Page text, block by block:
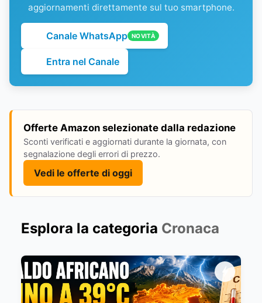
aggiornamenti direttamente sul tuo smartphone.
Canale WhatsApp NOVITÀ
Entra nel Canale
Offerte Amazon selezionate dalla redazione
Sconti verificati e aggiornati durante la giornata, con
segnalazione degli errori di prezzo.
Vedi le offerte di oggi
Esplora la categoria Cronaca